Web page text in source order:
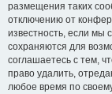
размещения таких
отключению от
известность, если мы
сохраняются для
соглашаетесь с тем,
право удалить,
любое время по